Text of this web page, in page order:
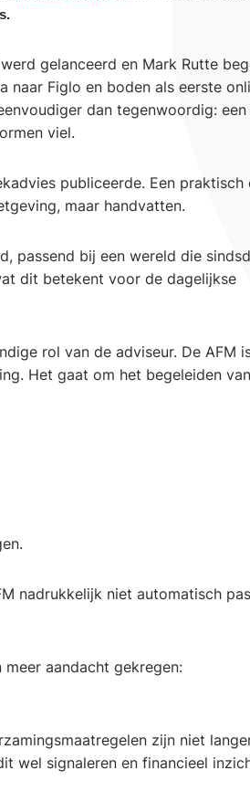
gelanceerd en Mark Rutte
naar Figlo en boden als eerste
dan tegenwoordig:
viel.
publiceerde. Een praktisch
maar handvatten.
passend bij een wereld die
dit betekent voor de dagelijkse
rol van de adviseur. De AFM
Het gaat om het begeleiden
nadrukkelijk niet automatisch
aandacht gekregen:
zijn niet
wel signaleren en financieel